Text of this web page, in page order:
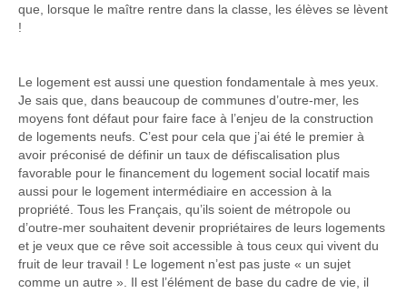
que, lorsque le maître rentre dans la classe, les élèves se lèvent
!
Le logement est aussi une question fondamentale à mes yeux.
Je sais que, dans beaucoup de communes d’outre-mer, les
moyens font défaut pour faire face à l’enjeu de la construction
de logements neufs. C’est pour cela que j’ai été le premier à
avoir préconisé de définir un taux de défiscalisation plus
favorable pour le financement du logement social locatif mais
aussi pour le logement intermédiaire en accession à la
propriété. Tous les Français, qu’ils soient de métropole ou
d’outre-mer souhaitent devenir propriétaires de leurs logements
et je veux que ce rêve soit accessible à tous ceux qui vivent du
fruit de leur travail ! Le logement n’est pas juste « un sujet
comme un autre ». Il est l’élément de base du cadre de vie, il